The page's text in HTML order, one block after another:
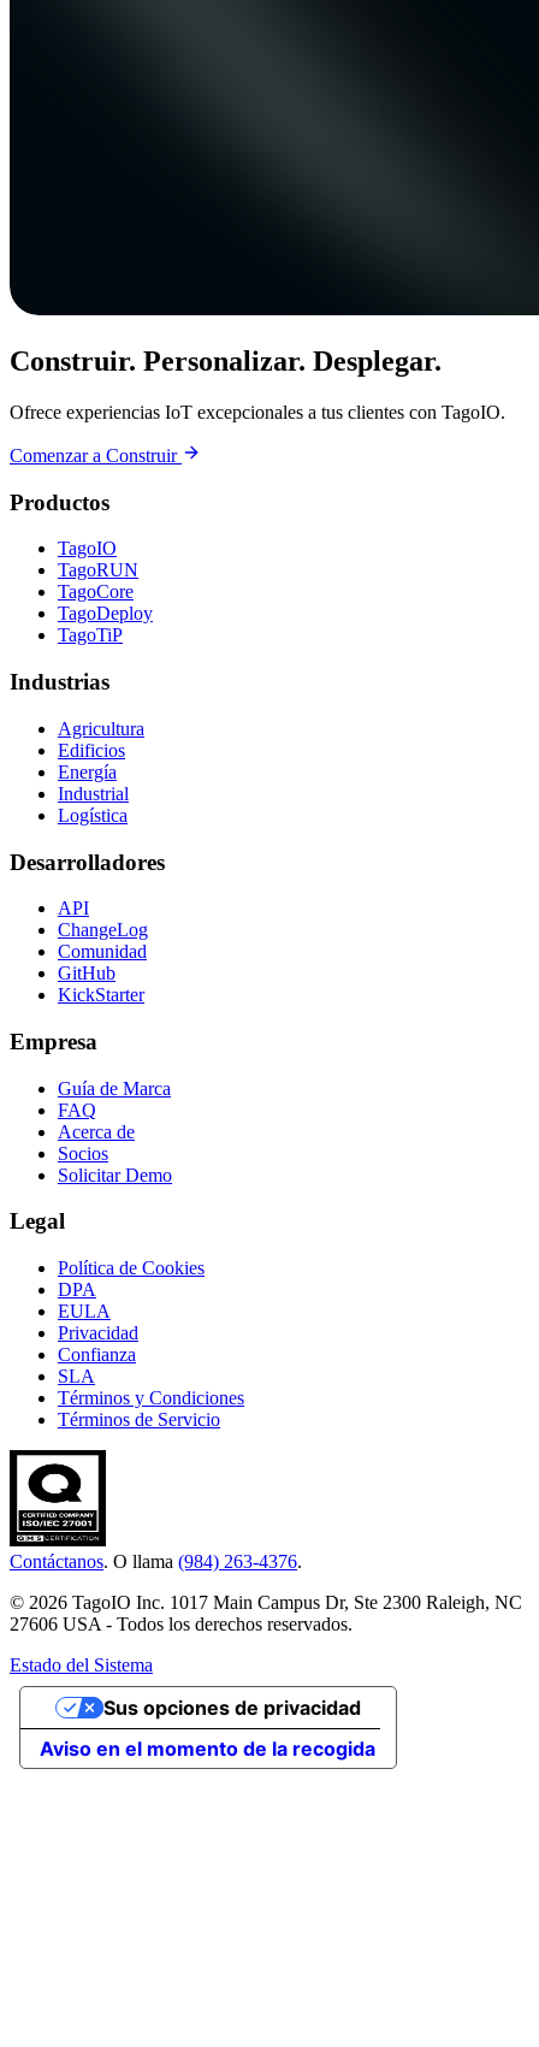
Construir. Personalizar. Desplegar.
Ofrece experiencias IoT excepcionales a tus clientes con TagoIO.
Comenzar a Construir
Productos
TagoIO
TagoRUN
TagoCore
TagoDeploy
TagoTiP
Industrias
Agricultura
Edificios
Energía
Industrial
Logística
Desarrolladores
API
ChangeLog
Comunidad
GitHub
KickStarter
Empresa
Guía de Marca
FAQ
Acerca de
Socios
Solicitar Demo
Legal
Política de Cookies
DPA
EULA
Privacidad
Confianza
SLA
Términos y Condiciones
Términos de Servicio
Contáctanos. O llama (984) 263-4376.
© 2026 TagoIO Inc. 1017 Main Campus Dr, Ste 2300 Raleigh, NC
27606 USA - Todos los derechos reservados.
Estado del Sistema
Aviso en el momento de la recogida
Sus opciones de privacidad